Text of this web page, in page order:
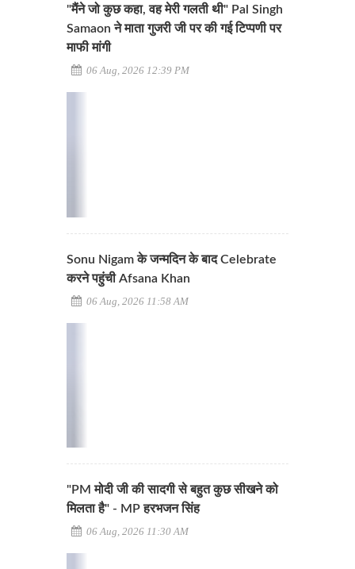
"मैंने जो कुछ कहा, वह मेरी गलती थी" Pal Singh
Samaon ने माता गुजरी जी पर की गई टिप्पणी पर
माफी मांगी
06 Aug, 2026 12:39 PM
Sonu Nigam के जन्मदिन के बाद Celebrate
करने पहुंची Afsana Khan
06 Aug, 2026 11:58 AM
"PM मोदी जी की सादगी से बहुत कुछ सीखने को
मिलता है" - MP हरभजन सिंह
06 Aug, 2026 11:30 AM